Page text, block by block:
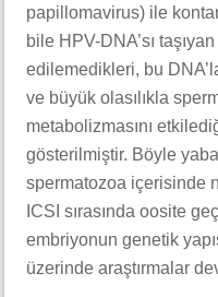
papillomavirus) ile
bile HPV-DNA’sı
edilemedikleri, bu
ve büyük olasılıkla
metabolizmasını
gösterilmiştir. Böyle
spermatozoa içerisinde
ICSI sırasında oosite
embriyonun genetik
üzerinde araştırmalar